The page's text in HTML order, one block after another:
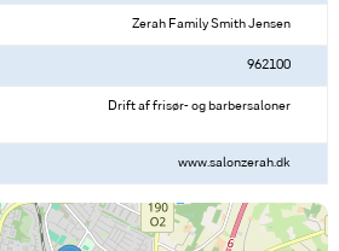
Zerah Family Smith Jensen
962100
Drift af frisør- og barbersaloner
www.salonzerah.dk